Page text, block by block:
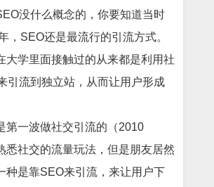
没什么概念的，你要知道当时
，SEO还是最流行的引流方式。
大学里面接触过的从来都是利用社
引流到独立站，从而让用户形成
第一波做社交引流的（2010
悉社交的流量玩法，但是朋友居然
种是靠SEO来引流，来让用户下